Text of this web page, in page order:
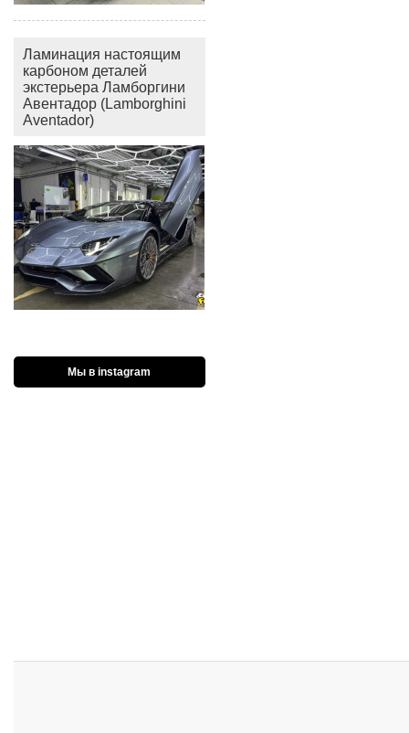
Ламинация настоящим
карбоном деталей
экстерьера Ламборгини
Авентадор (Lamborghini
Aventador)
Мы в instagram